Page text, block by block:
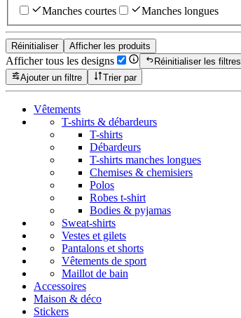
Manches courtes
Manches longues
Réinitialiser Afficher les produits
Afficher tous les designs
Réinitialiser les filtres
Ajouter un filtre
Trier par
Vêtements
T-shirts & débardeurs
T-shirts
Débardeurs
T-shirts manches longues
Chemises & chemisiers
Polos
Robes t-shirt
Bodies & pyjamas
Sweat-shirts
Vestes et gilets
Pantalons et shorts
Vêtements de sport
Maillot de bain
Accessoires
Maison & déco
Stickers